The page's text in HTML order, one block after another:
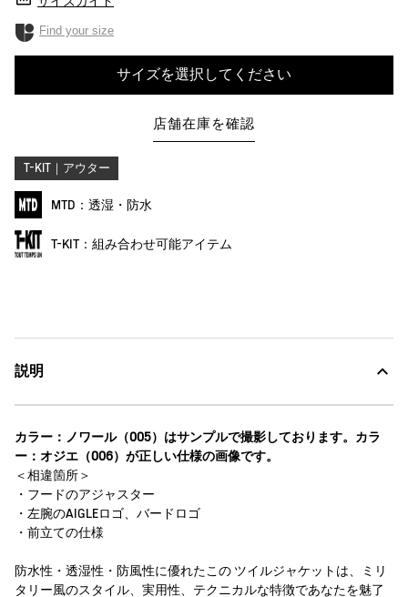
Find your size
サイズを選択してください
店舗在庫を確認
T-KIT｜アウター
MTD：透湿・防水
T-KIT：組み合わせ可能アイテム
説明
カラー：ノワール（005）はサンプルで撮影しております。カラ
ー：オジエ（006）が正しい仕様の画像です。
＜相違箇所＞
・フードのアジャスター
・左腕のAIGLEロゴ、バードロゴ
・前立ての仕様
防水性・透湿性・防風性に優れたこの ツイルジャケットは、ミリ
タリー風のスタイル、実用性、テクニカルな特徴であなたを魅了